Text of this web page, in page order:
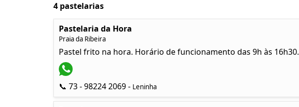
4 pastelarias
Pastelaria da Hora
Praia da Ribeira
Pastel frito na hora. Horário de funcionamento das 9h às 16h30.
📞 73 - 98224 2069 - Leninha